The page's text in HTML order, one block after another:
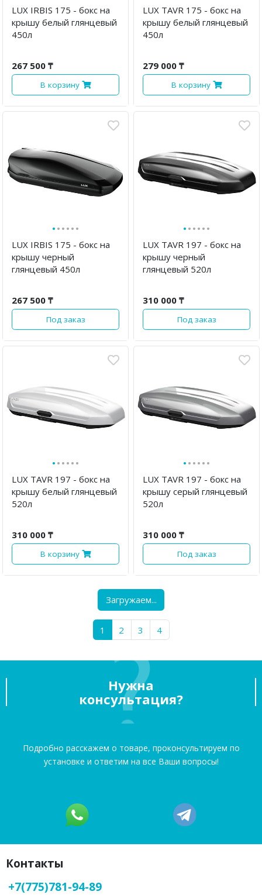
LUX IRBIS 175 - бокс на
крышу белый глянцевый
450л
267 500 ₸
В корзину
LUX TAVR 175 - бокс на
крышу белый глянцевый
450л
279 000 ₸
В корзину
······
LUX IRBIS 175 - бокс на
крышу черный
глянцевый 450л
267 500 ₸
Под заказ
······
LUX TAVR 197 - бокс на
крышу черный
глянцевый 520л
310 000 ₸
Под заказ
······
LUX TAVR 197 - бокс на
крышу белый глянцевый
520л
310 000 ₸
В корзину
······
LUX TAVR 197 - бокс на
крышу серый глянцевый
520л
310 000 ₸
Под заказ
Загружаем...
1 2 3 4
Нужна
консультация?
Подробно расскажем о товаре, проконсультируем по
установке и ответим на все Ваши вопросы!
Контакты
+7(775)781-94-89